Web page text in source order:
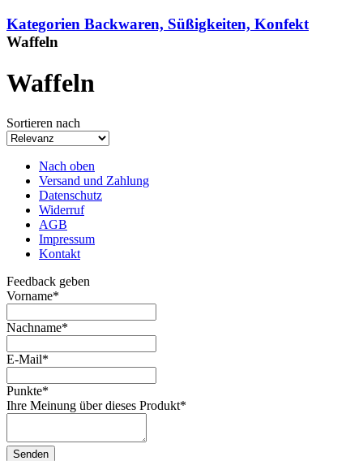
Kategorien Backwaren, Süßigkeiten, Konfekt
Waffeln
Waffeln
Sortieren nach
Nach oben
Versand und Zahlung
Datenschutz
Widerruf
AGB
Impressum
Kontakt
Feedback geben
Vorname*
Nachname*
E-Mail*
Punkte*
Ihre Meinung über dieses Produkt*
Senden